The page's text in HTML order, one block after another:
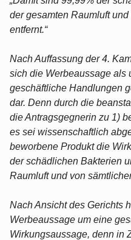
der gesamten Raumluft
entfernt.“
Nach Auffassung der 4.
sich die Werbeaussage als
geschäftliche Handlungen
dar. Denn durch die
die Antragsgegnerin zu 1)
es sei wissenschaftlich
beworbene Produkt die
der schädlichen Bakterien
Raumluft und von
Nach Ansicht des Gerichts
Werbeaussage um eine
Wirkungsaussage, denn in